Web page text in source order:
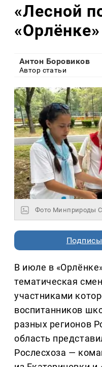
«Лесной
«Орлёнке»
Антон Боровиков
Автор статьи
Фото Минприроды
В июле в
тематическая
участниками
воспитанников
разных регионов
область
Рослесхоза —